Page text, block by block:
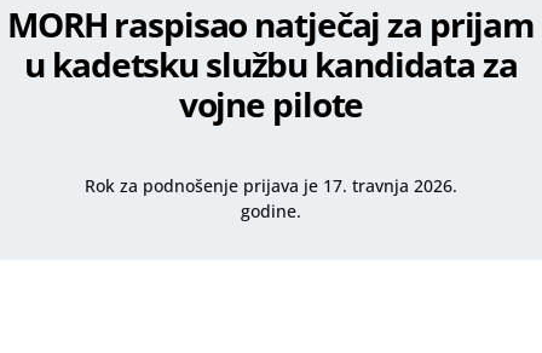
MORH raspisao natječaj za prijam
u kadetsku službu kandidata za
vojne pilote
Rok za podnošenje prijava je 17. travnja 2026.
godine.